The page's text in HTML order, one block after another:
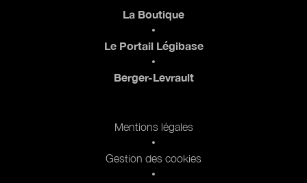
La Boutique
Le Portail Légibase
Berger-Levrault
Mentions légales
Gestion des cookies